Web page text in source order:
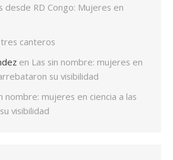
desde RD Congo: Mujeres en
tres canteros
en Las sin nombre: mujeres en
su visibilidad
nombre: mujeres en ciencia a las
visibilidad